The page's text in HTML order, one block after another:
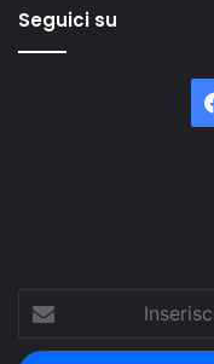
Seguici su
tuo